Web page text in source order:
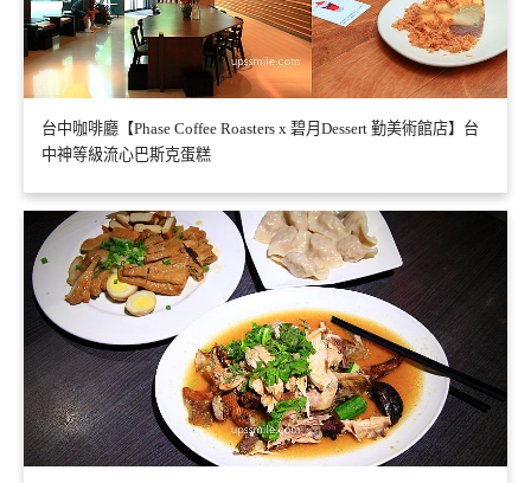
台中咖啡廳【Phase Coffee Roasters x 碧月Dessert 勤美術館店】台
中神等級流心巴斯克蛋糕